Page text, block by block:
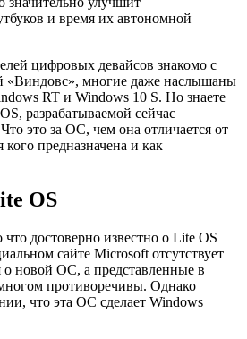
и время их автономной
цифровых девайсов знакомо с
«Виндовс», многие даже наслышаны
RT и Windows 10 S. Но знаете
разрабатываемой сейчас
это за ОС, чем она отличается от
предназначена и как
OS
достоверно известно о Lite OS
сайте Microsoft отсутствует
новой ОС, а представленные в
противоречивы. Однако
что эта ОС сделает Windows